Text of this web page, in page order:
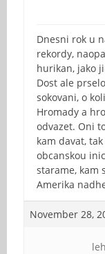
Dnesni rok u
rekordy,
hurikan, jako
Dost ale
sokovani, o
Hromady a
odvazet. Oni
kam davat,
obcanskou
starame, kam
Amerika
November 28,